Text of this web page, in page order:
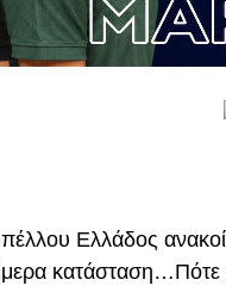
Ελλάδος
κατάσταση…Πότε